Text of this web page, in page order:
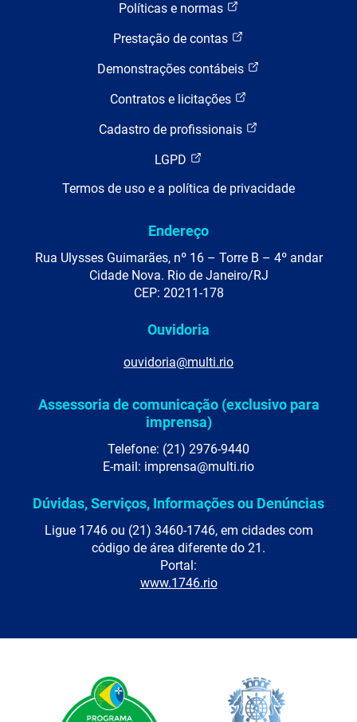
Políticas e normas
Prestação de contas
Demonstrações contábeis
Contratos e licitações
Cadastro de profissionais
LGPD
Termos de uso e a política de privacidade
Endereço
Rua Ulysses Guimarães, nº 16 – Torre B – 4º andar
Cidade Nova. Rio de Janeiro/RJ
CEP: 20211-178
Ouvidoria
ouvidoria@multi.rio
Assessoria de comunicação (exclusivo para
imprensa)
Telefone: (21) 2976-9440
E-mail: imprensa@multi.rio
Dúvidas, Serviços, Informações ou Denúncias
Ligue 1746 ou (21) 3460-1746, em cidades com
código de área diferente do 21.
Portal:
www.1746.rio